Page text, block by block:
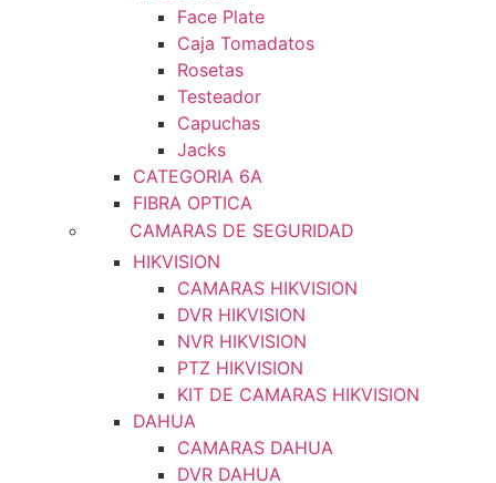
Face Plate
Caja Tomadatos
Rosetas
Testeador
Capuchas
Jacks
CATEGORIA 6A
FIBRA OPTICA
CAMARAS DE SEGURIDAD
HIKVISION
CAMARAS HIKVISION
DVR HIKVISION
NVR HIKVISION
PTZ HIKVISION
KIT DE CAMARAS HIKVISION
DAHUA
CAMARAS DAHUA
DVR DAHUA